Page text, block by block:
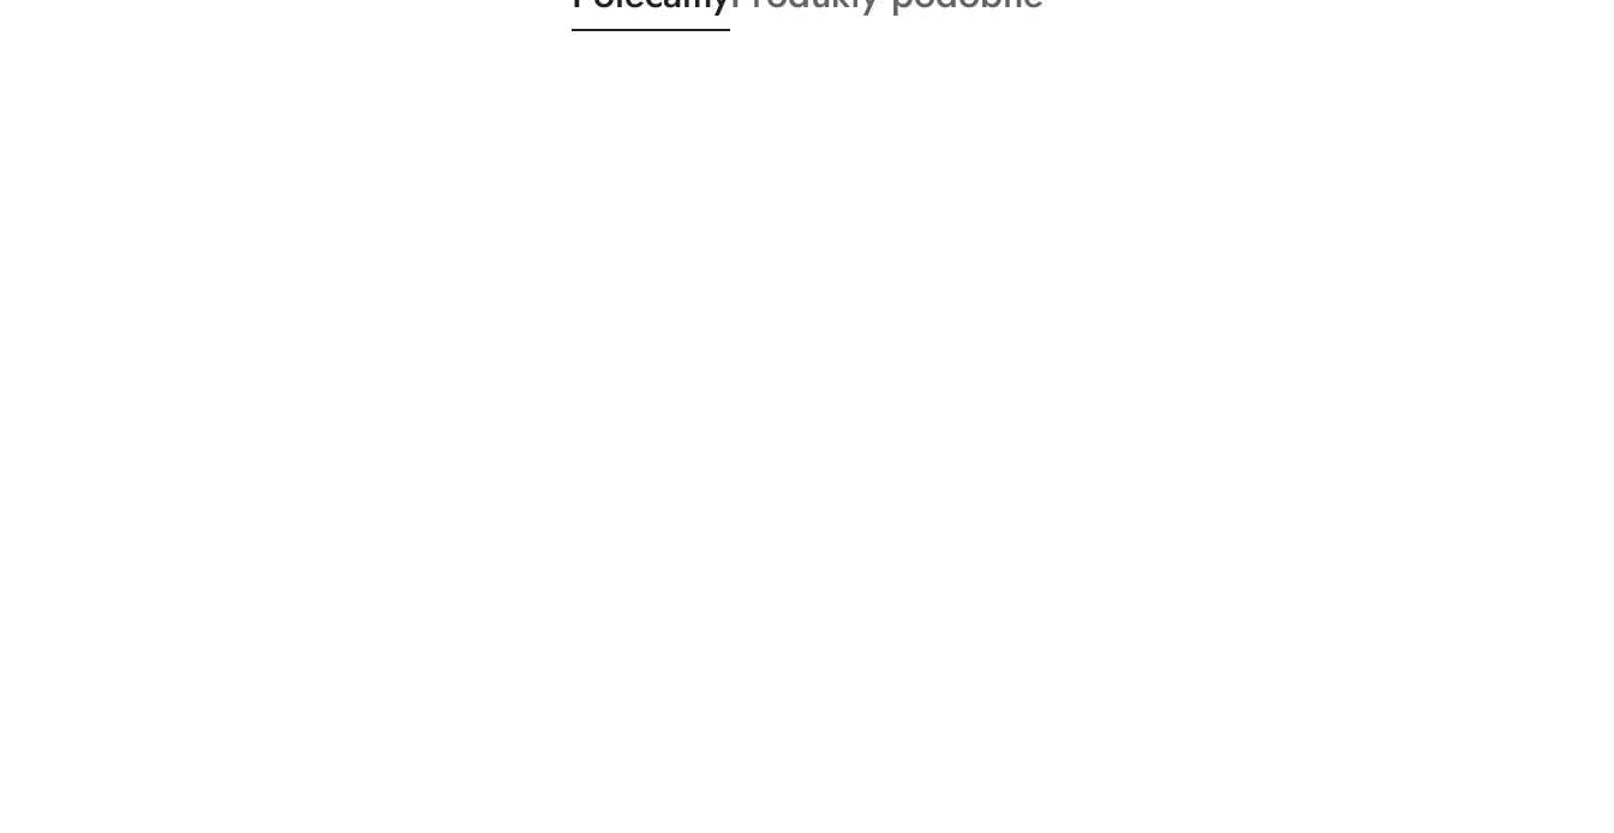
o
o